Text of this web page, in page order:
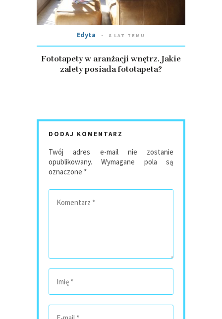
Edyta 8 LAT TEMU
Fototapety w aranżacji wnętrz. Jakie
zalety posiada fototapeta?
DODAJ KOMENTARZ
Twój adres e-mail nie zostanie
opublikowany.
Wymagane pola są
oznaczone *